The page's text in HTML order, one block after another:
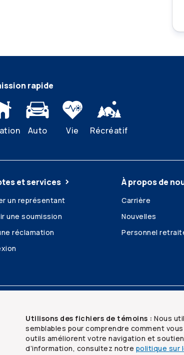
Utilisons des fichiers de témoins : Nous
semblables pour comprendre comment
outils améliorent votre navigation et
d’information, consultez notre politique sur
rapide
Auto Vie Récréatif
et services
un représentant
une soumission
réclamation
À propos de
Carrière
Nouvelles
Personnel